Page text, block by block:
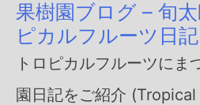
Skip
content
果樹園ブログ – 旬
ピカルフルーツ日記
トロピカルフルーツにま
園日記をご紹介